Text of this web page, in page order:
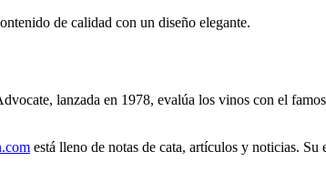
de calidad con un diseño elegante.
lanzada en 1978, evalúa los vinos con el
está lleno de notas de cata, artículos y noticias.